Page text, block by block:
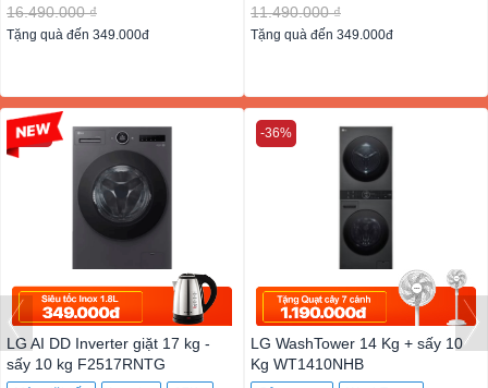
16.490.000 ₫
Tặng quà đến 349.000đ
11.490.000 ₫
Tặng quà đến 349.000đ
LG AI DD Inverter giặt 17 kg -
sấy 10 kg F2517RNTG
-17%
LG WashTower 14 Kg + sấy 10
Kg WT1410NHB
-36%